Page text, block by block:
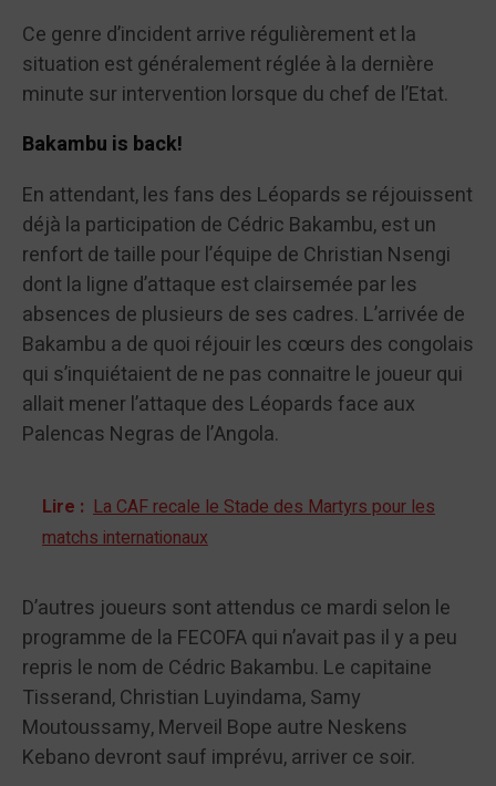
Ce genre d’incident arrive régulièrement et la
situation est généralement réglée à la dernière
minute sur intervention lorsque du chef de l’Etat.
Bakambu is back!
En attendant, les fans des Léopards se réjouissent
déjà la participation de Cédric Bakambu, est un
renfort de taille pour l’équipe de Christian Nsengi
dont la ligne d’attaque est clairsemée par les
absences de plusieurs de ses cadres. L’arrivée de
Bakambu a de quoi réjouir les cœurs des congolais
qui s’inquiétaient de ne pas connaitre le joueur qui
allait mener l’attaque des Léopards face aux
Palencas Negras de l’Angola.
Lire : La CAF recale le Stade des Martyrs pour les
matchs internationaux
D’autres joueurs sont attendus ce mardi selon le
programme de la FECOFA qui n’avait pas il y a peu
repris le nom de Cédric Bakambu. Le capitaine
Tisserand, Christian Luyindama, Samy
Moutoussamy, Merveil Bope autre Neskens
Kebano devront sauf imprévu, arriver ce soir.